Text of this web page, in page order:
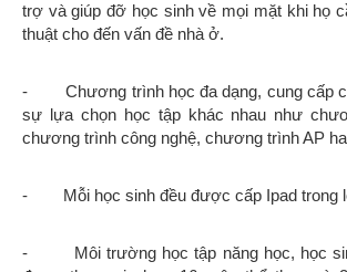
trợ và giúp đỡ học sinh về mọi mặt khi họ
thuật cho đến vấn đề nhà ở.
- Chương trình học đa dạng, cung cấp
sự lựa chọn học tập khác nhau như
chương trình công nghệ, chương trình AP
- Mỗi học sinh đều được cấp Ipad trong
- Môi trường học tập năng học, học